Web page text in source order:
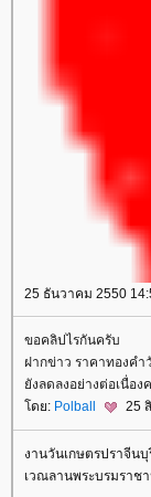
25 ธันวาคม 2550
ขอคลิปไรกันครับ
ฝากข่าว ราคาทองคํา
งลดลงอย่างต่อเนื่อง
ดย: Polball 25
งานวันเกษตรปราจีน
เวณลานพระบรมราช